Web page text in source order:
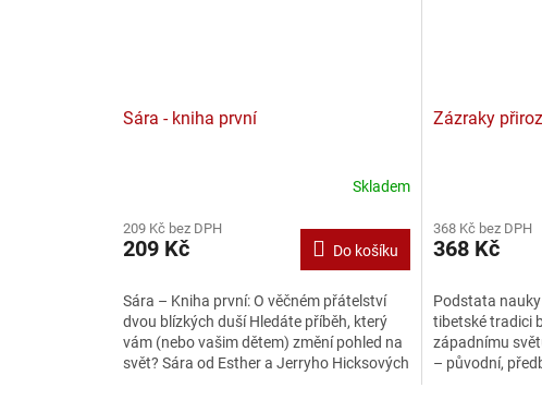
Sára - kniha první
Skladem
209 Kč bez DPH
209 Kč Do košíku
Sára – Kniha první: O věčném přátelství
dvou blízkých duší Hledáte příběh, který
vám (nebo vašim dětem) změní pohled na
svět? Sára od Esther a Jerryho Hicksových
Zázraky
368 Kč bez DPH
368 Kč
Podstata
tibetské tradici
západnímu
– původní,